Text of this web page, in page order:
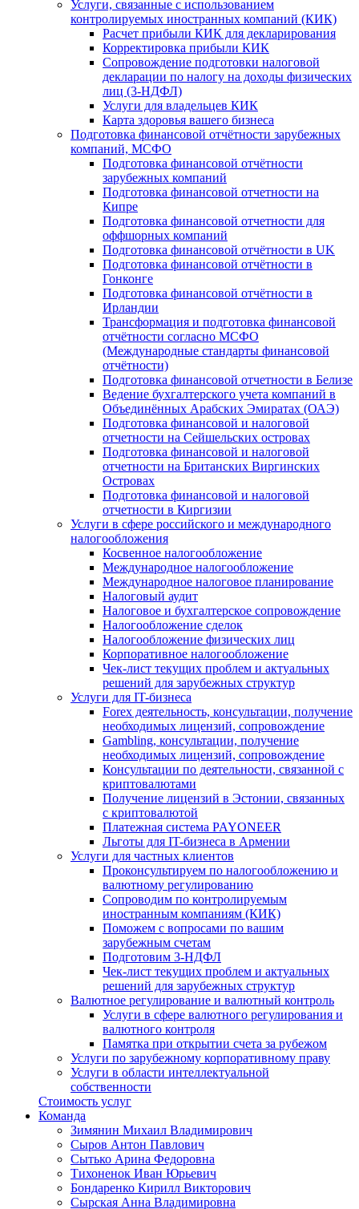
Услуги, связанные с использованием
контролируемых иностранных компаний (КИК)
Расчет прибыли КИК для декларирования
Корректировка прибыли КИК
Сопровождение подготовки налоговой
декларации по налогу на доходы физических
лиц (3-НДФЛ)
Услуги для владельцев КИК
Карта здоровья вашего бизнеса
Подготовка финансовой отчётности зарубежных
компаний, МСФО
Подготовка финансовой отчётности
зарубежных компаний
Подготовка финансовой отчетности на
Кипре
Подготовка финансовой отчетности для
оффшорных компаний
Подготовка финансовой отчётности в UK
Подготовка финансовой отчётности в
Гонконге
Подготовка финансовой отчётности в
Ирландии
Трансформация и подготовка финансовой
отчётности согласно МСФО
(Международные стандарты финансовой
отчётности)
Подготовка финансовой отчетности в Белизе
Ведение бухгалтерского учета компаний в
Объединённых Арабских Эмиратах (ОАЭ)
Подготовка финансовой и налоговой
отчетности на Сейшельских островах
Подготовка финансовой и налоговой
отчетности на Британских Виргинских
Островах
Подготовка финансовой и налоговой
отчетности в Киргизии
Услуги в сфере российского и международного
налогообложения
Косвенное налогообложение
Международное налогообложение
Международное налоговое планирование
Налоговый аудит
Налоговое и бухгалтерское сопровождение
Налогообложение сделок
Налогообложение физических лиц
Корпоративное налогообложение
Чек-лист текущих проблем и актуальных
решений для зарубежных структур
Услуги для IT-бизнеса
Forex деятельность, консультации, получение
необходимых лицензий, сопровождение
Gambling, консультации, получение
необходимых лицензий, сопровождение
Консультации по деятельности, связанной с
криптовалютами
Получение лицензий в Эстонии, связанных
с криптовалютой
Платежная система PAYONEER
Льготы для IT-бизнеса в Армении
Услуги для частных клиентов
Проконсультируем по налогообложению и
валютному регулированию
Сопроводим по контролируемым
иностранным компаниям (КИК)
Поможем с вопросами по вашим
зарубежным счетам
Подготовим 3-НДФЛ
Чек-лист текущих проблем и актуальных
решений для зарубежных структур
Валютное регулирование и валютный контроль
Услуги в сфере валютного регулирования и
валютного контроля
Памятка при открытии счета за рубежом
Услуги по зарубежному корпоративному праву
Услуги в области интеллектуальной
собственности
Стоимость услуг
Команда
Зимянин Михаил Владимирович
Сыров Антон Павлович
Сытько Арина Федоровна
Тихоненок Иван Юрьевич
Бондаренко Кирилл Викторович
Сырская Анна Владимировна